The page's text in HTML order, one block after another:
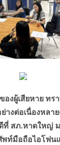
ผู้เสียหาย ทรา
างต่อเนื่องหลา
ที่ สภ.หาดใหญ่
ท์มือถือไอโฟน